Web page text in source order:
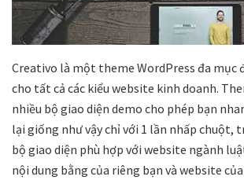
Creativo là một theme WordPress đa mục
cho tất cả các kiểu website kinh doanh.
nhiều bộ giao diện demo cho phép bạn
lại giống như vậy chỉ với 1 lần nhấp chuột,
bộ giao diện phù hợp với website ngành
nội dung bằng của riêng bạn và website